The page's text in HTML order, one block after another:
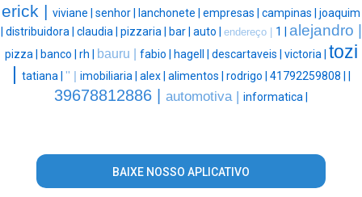
erick | viviane | senhor | lanchonete | empresas | campinas | joaquim
distribuidora | claudia | pizzaria | bar | auto | endereço | 1 | alejandro |
pizza | banco | rh | bauru | fabio | hagell | descartaveis | victoria | tozi
| tatiana | '' | imobiliaria | alex | alimentos | rodrigo | 41792259808 |
39678812886 | automotiva | informatica |
BAIXE NOSSO APLICATIVO